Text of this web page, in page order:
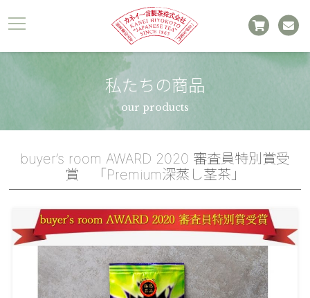
私たちの商品
our products
buyer’s room AWARD 2020 審査員特別賞受
賞 「Premium深蒸し茎茶」